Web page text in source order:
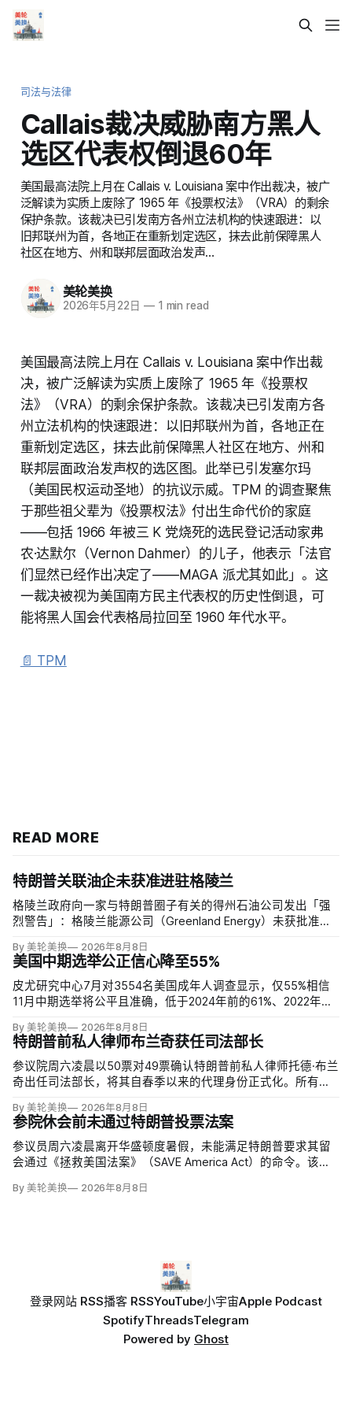
司法与法律
Callais裁决威胁南方黑人
选区代表权倒退60年
美国最高法院上月在 Callais v. Louisiana 案中作出裁决，被广
泛解读为实质上废除了 1965 年《投票权法》（VRA）的剩余
保护条款。该裁决已引发南方各州立法机构的快速跟进：以
旧邦联州为首，各地正在重新划定选区，抹去此前保障黑人
社区在地方、州和联邦层面政治发声…
美轮美换
2026年5月22日 —1 min read
美国最高法院上月在 Callais v. Louisiana 案中作出裁
决，被广泛解读为实质上废除了 1965 年《投票权
法》（VRA）的剩余保护条款。该裁决已引发南方各
州立法机构的快速跟进：以旧邦联州为首，各地正在
重新划定选区，抹去此前保障黑人社区在地方、州和
联邦层面政治发声权的选区图。此举已引发塞尔玛
（美国民权运动圣地）的抗议示威。TPM 的调查聚焦
于那些祖父辈为《投票权法》付出生命代价的家庭
——包括 1966 年被三 K 党烧死的选民登记活动家弗
农·达默尔（Vernon Dahmer）的儿子，他表示「法官
们显然已经作出决定了——MAGA 派尤其如此」。这
一裁决被视为美国南方民主代表权的历史性倒退，可
能将黑人国会代表格局拉回至 1960 年代水平。
📄 TPM
READ MORE
特朗普关联油企未获准进驻格陵兰
格陵兰政府向一家与特朗普圈子有关的得州石油公司发出「强
烈警告」：格陵兰能源公司（Greenland Energy）未获批准，
地可能蕴藏价值1万亿美元原油，拟投资6000万美元钻两口
井；
By 美轮美换 2026年8月8日
美国中期选举公正信心降至55%
皮尤研究中心7月对3554名美国成年人调查显示，仅55%相信
11月中期选举将公平且准确，低于2024年前的61%、2022年的
向共和党者为55%，民主党及倾向民主党者为58%；
By 美轮美换 2026年8月8日
特朗普前私人律师布兰奇获任司法部长
参议院周六凌晨以50票对49票确认特朗普前私人律师托德·布兰
奇出任司法部长，将其自春季以来的代理身份正式化。所有出
斯倒戈；长期因健康缺席的米奇·麦康奈尔未投票。比尔·卡西迪
最终支持，使提名得以过关。
By 美轮美换 2026年8月8日
参院休会前未通过特朗普投票法案
参议员周六凌晨离开华盛顿度暑假，未能满足特朗普要求其留
会通过《拯救美国法案》（SAVE America Act）的命令。该法
足够支持，更不可能达到参议院推进多数法案所需的60票。
By 美轮美换 2026年8月8日
登录网站 RSS播客 RSSYouTube小宇宙Apple Podcast
SpotifyThreadsTelegram
Powered by Ghost